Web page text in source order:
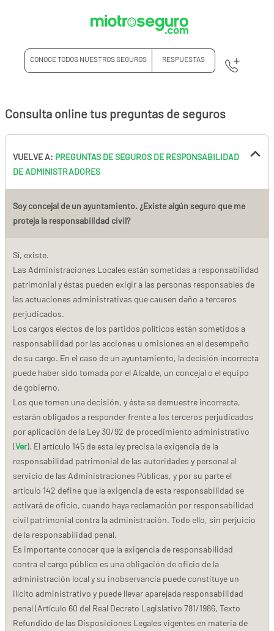
CONOCE TODOS NUESTROS SEGUROS RESPUESTAS
Consulta online tus preguntas de seguros
VUELVE A: PREGUNTAS DE SEGUROS DE RESPONSABILIDAD
DE ADMINISTRADORES
Soy concejal de un ayuntamiento. ¿Existe algún seguro que me
proteja la responsabilidad civil?
Sí, existe.
Las Administraciones Locales están sometidas a responsabilidad
patrimonial y éstas pueden exigir a las personas responsables de
las actuaciones administrativas que causen daño a terceros
perjudicados.
Los cargos electos de los partidos políticos están sometidos a
responsabilidad por las acciones u omisiones en el desempeño
de su cargo. En el caso de un ayuntamiento, la decisión incorrecta
puede haber sido tomada por el Alcalde, un concejal o el equipo
de gobierno.
Los que tomen una decisión, y ésta se demuestre incorrecta,
estarán obligados a responder frente a los terceros perjudicados
por aplicación de la Ley 30/92 de procedimiento administrativo
(Ver). El artículo 145 de esta ley precisa la exigencia de la
responsabilidad patrimonial de las autoridades y personal al
servicio de las Administraciones Públicas, y por su parte el
artículo 142 define que la exigencia de esta responsabilidad se
activará de oficio, cuando haya reclamación por responsabilidad
civil patrimonial contra la administración. Todo ello, sin perjuicio
de la responsabilidad penal.
Es importante conocer que la exigencia de responsabilidad
contra el cargo público es una obligación de oficio de la
administración local y su inobservancia puede constituye un
ilícito administrativo y puede llevar aparejada responsabilidad
penal (Artículo 60 del Real Decreto Legislativo 781/1986, Texto
Refundido de las Disposiciones Legales vigentes en materia de